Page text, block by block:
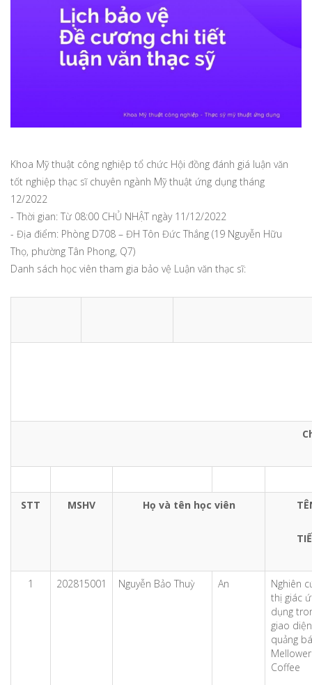
Khoa Mỹ thuật công nghiệp tổ chức Hội đồng đánh giá luận văn
tốt nghiệp thạc sĩ chuyên ngành Mỹ thuật ứng dụng tháng
12/2022
- Thời gian: Từ 08:00 CHỦ NHẬT ngày 11/12/2022
- Địa điểm: Phòng D708 – ĐH Tôn Đức Thắng (19 Nguyễn Hữu
Thọ, phường Tân Phong, Q7)
Danh sách học viên tham gia bảo vệ Luận văn thạc sĩ:
STT MSHV Họ và tên học viên
1 202815001 Nguyễn Bảo Thuỳ An
Nghiên
thị giác
dụng
giao
quảng
Mellower
Coffee